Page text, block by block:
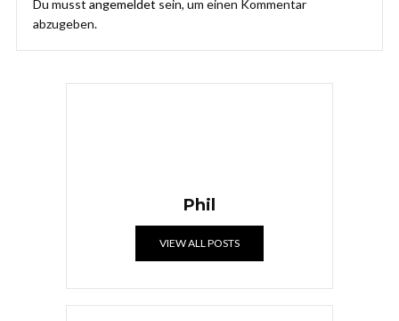
Du musst angemeldet sein, um einen Kommentar
abzugeben.
Phil
VIEW ALL POSTS